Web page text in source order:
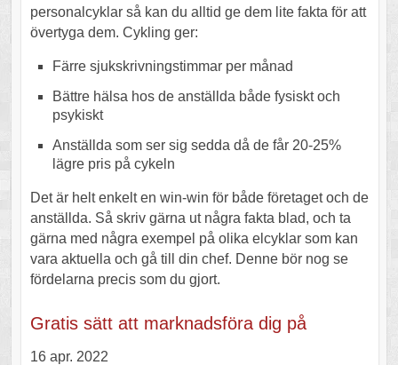
personalcyklar så kan du alltid ge dem lite fakta för att
övertyga dem. Cykling ger:
Färre sjukskrivningstimmar per månad
Bättre hälsa hos de anställda både fysiskt och
psykiskt
Anställda som ser sig sedda då de får 20-25%
lägre pris på cykeln
Det är helt enkelt en win-win för både företaget och de
anställda. Så skriv gärna ut några fakta blad, och ta
gärna med några exempel på olika elcyklar som kan
vara aktuella och gå till din chef. Denne bör nog se
fördelarna precis som du gjort.
Gratis sätt att marknadsföra dig på
16 apr. 2022